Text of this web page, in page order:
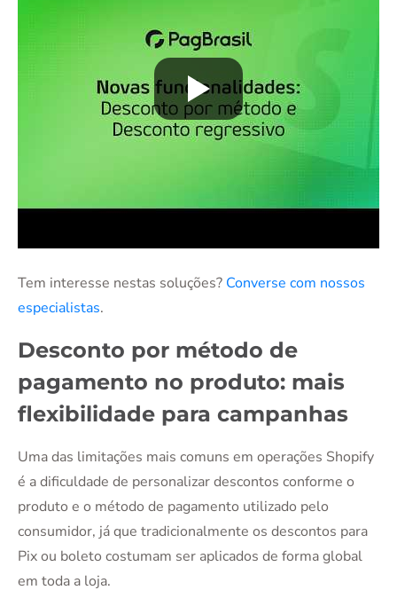
Tem interesse nestas soluções? Converse com nossos
especialistas.
Desconto por método de
pagamento no produto: mais
flexibilidade para campanhas
Uma das limitações mais comuns em operações Shopify
é a dificuldade de personalizar descontos conforme o
produto e o método de pagamento utilizado pelo
consumidor, já que tradicionalmente os descontos para
Pix ou boleto costumam ser aplicados de forma global
em toda a loja.